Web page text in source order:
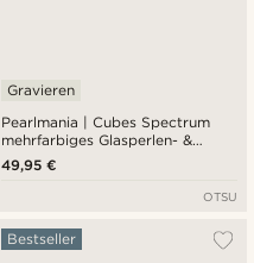
Pearlmania | Cubes Spectrum
mehrfarbiges Glasperlen- &
Edelstahl-Armband-Set
Gravieren
49,95 €
OTSU
Bestseller